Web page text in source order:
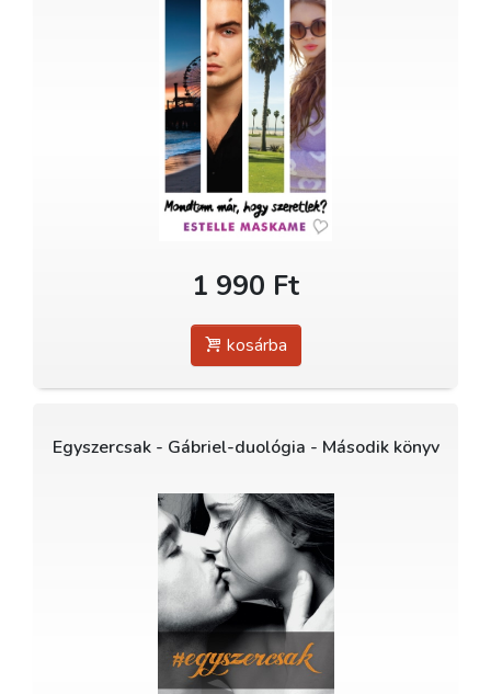
1 990 Ft
kosárba
Egyszercsak - Gábriel-duológia - Második könyv